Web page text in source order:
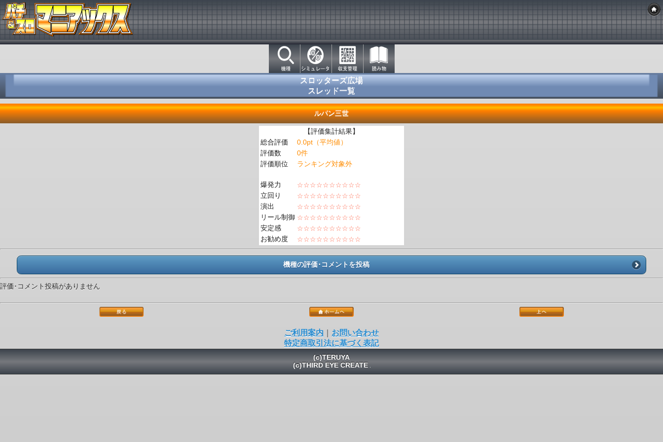
スロッターズ広場
スレッド一覧
ルパン三世
【評価集計結果】
総合評価
0.0pt（平均値）
評価数
0件
評価順位
ランキング対象外
爆発力
☆☆☆☆☆☆☆☆☆☆
立回り
☆☆☆☆☆☆☆☆☆☆
演出
☆☆☆☆☆☆☆☆☆☆
リール制御 ☆☆☆☆☆☆☆☆☆☆
安定感
☆☆☆☆☆☆☆☆☆☆
お勧め度
☆☆☆☆☆☆☆☆☆☆
機種の評価･コメントを投稿
評価･コメント投稿がありません
ご利用案内
お問い合わせ
特定商取引法に基づく表記
(c)TERUYA
(c)THIRD EYE CREATE